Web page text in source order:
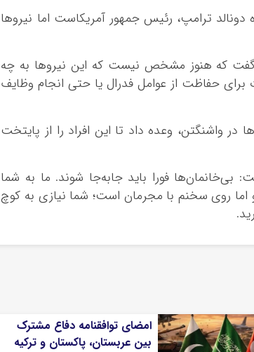
دونالد ترامپ، رئیس جمهور آمریکاست اما نیروها
گفت که هنوز مشخص نیست که این نیروها به چه
حفاظت از عوامل فدرال یا حتی انجام وظایف
واشنگتن، وعده داد تا این افراد را از پایتخت
فورا باید جابه‌جا شوند. ما به شما
اما روی سخنم با مجرمان است؛ شما نیازی به کوچ
امضای توافقنامه دفاع مشترک
بین عربستان، پاکستان و ترکیه